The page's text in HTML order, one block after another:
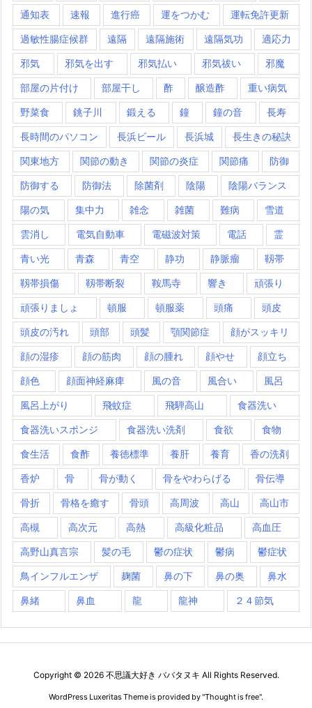
通知表 速報 進行癌 運をつかむ 運転免許更新
過敏性腸症候群 遠隔 遠隔施術 遠隔気功 適応力
邪気 邪気を出す 邪気払い 邪気祓い 邪魔
部屋の片付け 部屋干し 酢 醸造酢 重い病気
野菜食 銚子川 鍛える 鐘 鐘の音 長寿
長時間のパソコン 長浜ビール 長浜城 長生きの秘訣
関東地方 関節の動き 関節の炎症 関節痛 防御
防御する 防御法 除菌剤 陰陽 陰陽バランス
陽の気 集中力 雑念 雑菌 難病 雪道
雲消し 電気自動車 電磁波対策 電話 霊
青い光 青森 青空 静功 静脈瘤 靱帯
靱帯損傷 靱帯断裂 鞍馬寺 響き 頑張り
頑張りましょ 頓服 頓服薬 頭痛 頭皮
頭皮の汚れ 頭部 頭髪 顎関節症 顔がスッキリ
顔の湿疹 顔の筋肉 顔の腫れ 顔やせ 顔立ち
顔色 顔面神経麻痺 風の音 風合い 風呂
風呂上がり 飛蚊症 飛騨高山 食器洗い
食器洗いスポンジ 食器洗い洗剤 食欲 食物
食生活 食酢 養徳標準 養肝 養育 香の洗剤
香炉 骨 骨が動く 骨をやわらげる 骨伝導
骨折 骨格を癒す 骨頭 高周波 高山 高山市
高槻 高次元 高熱 高級化粧品 高血圧
高野山真言宗 髪の毛 鬱の症状 鬱病 鬱症状
鳥インフルエンザ 麹菌 鼻の下 鼻の奥 鼻水
鼻緒 鼻血 龍 龍神 ２４節気
Copyright © 2026 不思議大好き ババタヌキ All Rights Reserved.
WordPress Luxeritas Theme is provided by "Thought is free".